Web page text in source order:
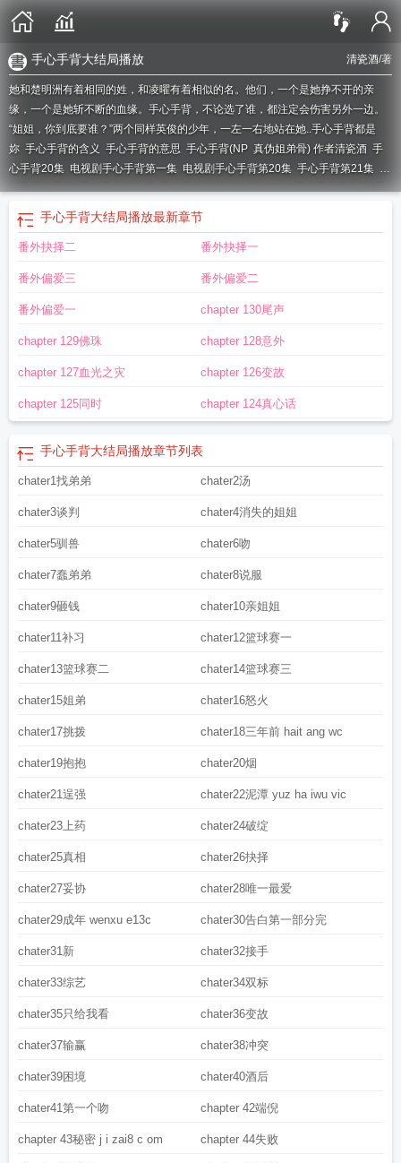
清瓷酒/著
手心手背大结局播放
她和楚明洲有着相同的姓，和凌曜有着相似的名。他们，一个是她挣不开的亲
缘，一个是她斩不断的血缘。手心手背，不论选了谁，都注定会伤害另外一边。
“姐姐，你到底要谁？”两个同样英俊的少年，一左一右地站在她..手心手背都是
妳 手心手背的含义 手心手背的意思 手心手背(NP 真伪姐弟骨) 作者清瓷酒 手
心手背20集 电视剧手心手背第一集 电视剧手心手背第20集 手心手背第21集 什
么是手心手背手心手背大结局手心手背电视连续剧第一集手心手背是兄弟手
心手背剧照
手心手背高清完整版 手心手背下一句是什么
手背兄弟恩情
伪姐弟骨)笔趣
真伪姐弟骨)gl手心手背第一集
姐弟骨)_清瓷酒_御书文
手心手背第一集立即播放
手背1080p手心手背电视剧21集 手心手背意思 真伪姐弟骨)年下应该都c
手心手背大结局播放最新章节
番外抉择二 番外抉择一
番外偏爱三 番外偏爱二
番外偏爱一 chapter 130尾声
chapter 129佛珠 chapter 128意外
chapter 127血光之灾 chapter 126变故
chapter 125同时 chapter 124真心话
手心手背大结局播放章节列表
chater1找弟弟 chater2汤
chater3谈判 chater4消失的姐姐
chater5驯兽 chater6吻
chater7蠢弟弟 chater8说服
chater9砸钱 chater10亲姐姐
chater11补习 chater12篮球赛一
chater13篮球赛二 chater14篮球赛三
chater15姐弟 chater16怒火
chater17挑拨 chater18三年前 hait ang wc
chater19抱抱 chater20烟
chater21逞强 chater22泥潭 yuz ha iwu vic
chater23上药 chater24破绽
chater25真相 chater26抉择
chater27妥协 chater28唯一最爱
chater29成年 wenxu e13c chater30告白第一部分完
chater31新 chater32接手
chater33综艺 chater34双标
chater35只给我看 chater36变故
chater37输赢 chater38冲突
chater39困境 chater40酒后
chater41第一个吻 chapter 42端倪
chapter 43秘密 j i zai8 c om chapter 44失败